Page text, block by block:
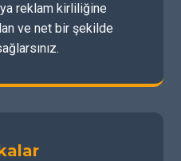
reklam kirliliğine
ve net bir şekilde